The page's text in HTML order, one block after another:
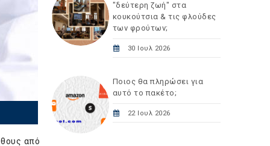
από
"δεύτερη ζωή" στα
κουκούτσια & τις φλούδες
των φρούτων;
30 Ιουλ 2026
Ποιος θα πληρώσει για
αυτό το πακέτο;
22 Ιουλ 2026